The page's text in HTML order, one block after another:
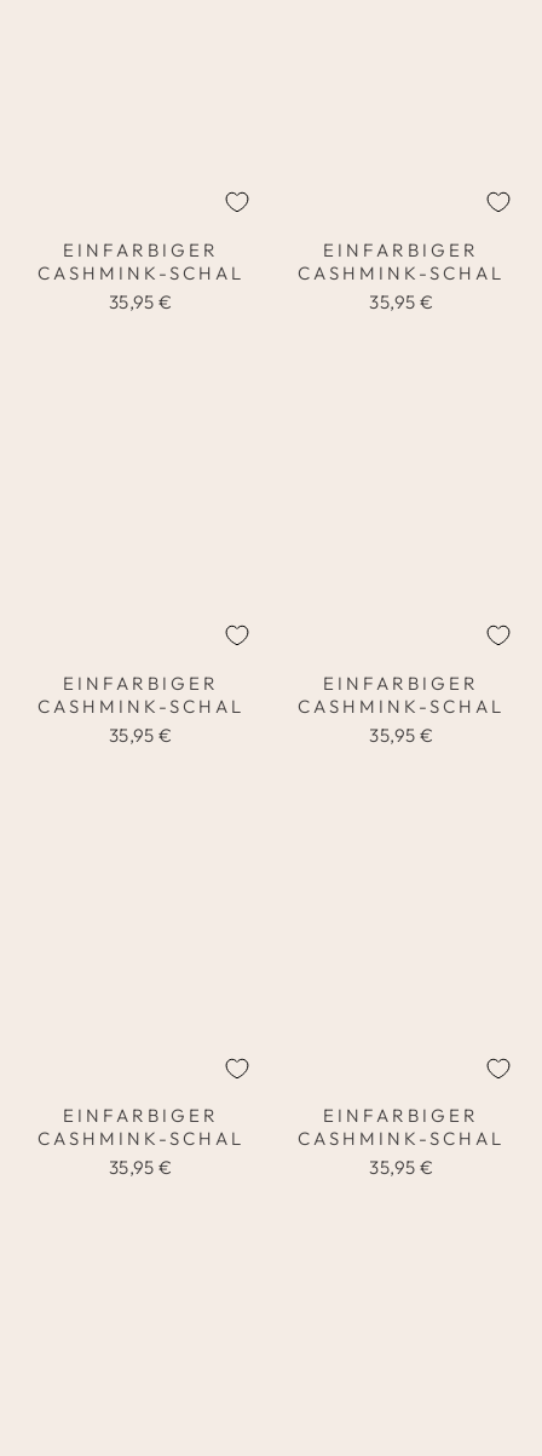
EINFARBIGER
CASHMINK-SCHAL
35,95 €
EINFARBIGER
CASHMINK-SCHAL
35,95 €
EINFARBIGER
CASHMINK-SCHAL
35,95 €
EINFARBIGER
CASHMINK-SCHAL
35,95 €
EINFARBIGER
CASHMINK-SCHAL
35,95 €
EINFARBIGER
CASHMINK-SCHAL
35,95 €